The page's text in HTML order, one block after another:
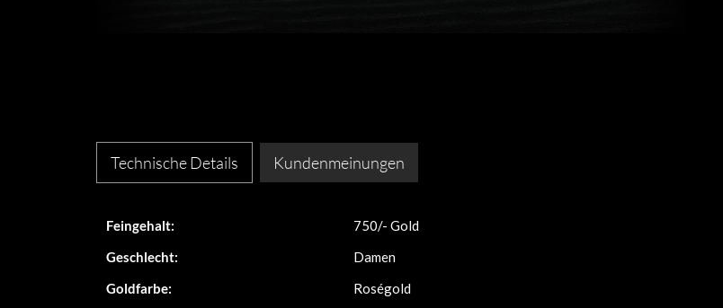
Technische Details Kundenmeinungen
Feingehalt:
750/- Gold
Geschlecht:
Damen
Goldfarbe:
Roségold